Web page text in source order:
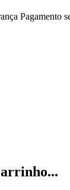
Pagamento